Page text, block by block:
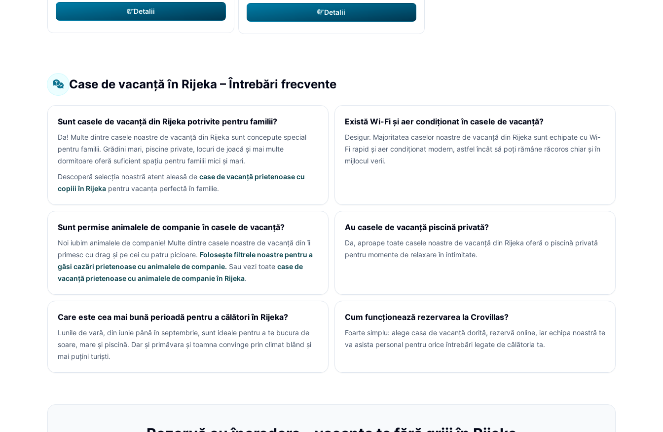
Detalii Detalii
Case de vacanță în Rijeka – Întrebări frecvente
Sunt casele de vacanță din Rijeka potrivite pentru familii?
Da! Multe dintre casele noastre de vacanță din Rijeka sunt concepute special
pentru familii. Grădini mari, piscine private, locuri de joacă și mai multe
dormitoare oferă suficient spațiu pentru familii mici și mari.
Descoperă selecția noastră atent aleasă de case de vacanță prietenoase cu
copiii în Rijeka pentru vacanța perfectă în familie.
Există Wi-Fi și aer condiționat în casele de vacanță?
Desigur. Majoritatea caselor noastre de vacanță din Rijeka sunt echipate cu Wi-
Fi rapid și aer condiționat modern, astfel încât să poți rămâne răcoros chiar și în
mijlocul verii.
Sunt permise animalele de companie în casele de vacanță?
Noi iubim animalele de companie! Multe dintre casele noastre de vacanță dinîi
primesc cu drag și pe cei cu patru picioare. Folosește filtrele noastre pentru a
găsi cazări prietenoase cu animalele de companie. Sau vezi toate case de
vacanță prietenoase cu animalele de companie în Rijeka.
Au casele de vacanță piscină privată?
Da, aproape toate casele noastre de vacanță din Rijeka oferă o piscină privată
pentru momente de relaxare în intimitate.
Care este cea mai bună perioadă pentru a călători în Rijeka?
Lunile de vară, din iunie până în septembrie, sunt ideale pentru a te bucura de
soare, mare și piscină. Dar și primăvara și toamna convinge prin climat blând și
mai puțini turiști.
Cum funcționează rezervarea la Crovillas?
Foarte simplu: alege casa de vacanță dorită, rezervă online, iar echipa noastră te
va asista personal pentru orice întrebări legate de călătoria ta.